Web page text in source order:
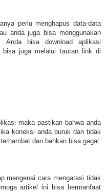
perlu menghapus data-data
anda juga bisa menggunakan
Anda bisa download aplikasi
juga melalui tautan link di
maka pastikan bahwa anda
koneksi anda buruk dan tidak
dan bahkan bisa gagal.
mengenai cara mengatasi tidak
artikel ini bisa bermanfaat